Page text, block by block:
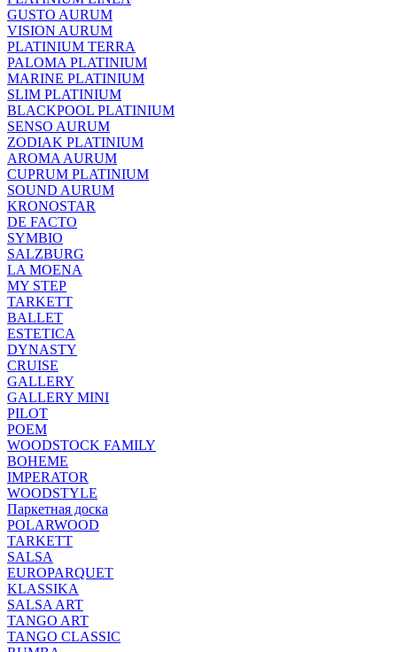
GUSTO AURUM
VISION AURUM
PLATINIUM TERRA
PALOMA PLATINIUM
MARINE PLATINIUM
SLIM PLATINIUM
BLACKPOOL PLATINIUM
SENSO AURUM
ZODIAK PLATINIUM
AROMA AURUM
CUPRUM PLATINIUM
SOUND AURUM
KRONOSTAR
DE FACTO
SYMBIO
SALZBURG
LA MOENA
MY STEP
TARKETT
BALLET
ESTETICA
DYNASTY
CRUISE
GALLERY
GALLERY MINI
PILOT
POEM
WOODSTOCK FAMILY
BOHEME
IMPERATOR
WOODSTYLE
Паркетная доска
POLARWOOD
TARKETT
SALSA
EUROPARQUET
KLASSIKA
SALSA ART
TANGO ART
TANGO CLASSIC